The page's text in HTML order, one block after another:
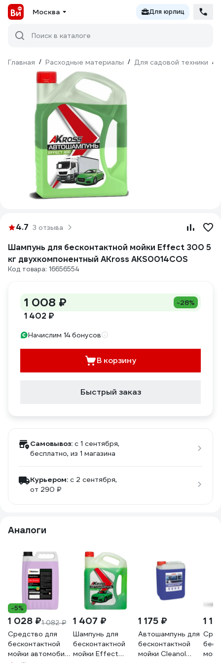
Москва Для юрлиц
Поиск в каталоге
Главная / Расходные материалы / Для садовой техники /
4.7 3 отзыва
Шампунь для бесконтактной мойки Effect 300 5
кг двухкомпонентный AKross AKS0014COS
Код товара: 16656554
1 008 ₽ -28%
1 402 ₽
Начислим 14 бонусов
В корзину
Быстрый заказ
Самовывоз: c 1 сентября,
бесплатно, из 1 магазина
Курьером: c 2 сентября,
от 290 ₽
Аналоги
-5%
1 028 ₽1 082 ₽
Средство для
бесконтактной
мойки автомобиля
1 407 ₽
Шампунь для
бесконтактной
мойки Effect
1 175 ₽
Автошампунь для
бесконтактной
мойки Cleanol
1